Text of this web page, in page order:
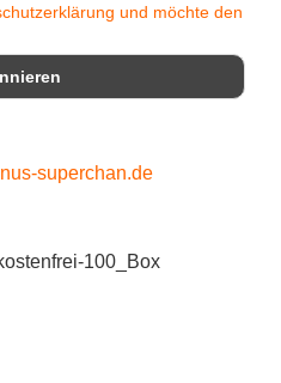
und möchte den